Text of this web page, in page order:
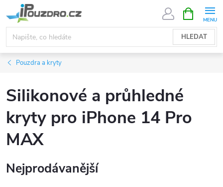
na
obsah
HLEDAT
NÁKUPNÍ
KOŠÍK
Pouzdra a kryty
Silikonové a průhledné
kryty pro iPhone 14 Pro
MAX
Nejprodávanější